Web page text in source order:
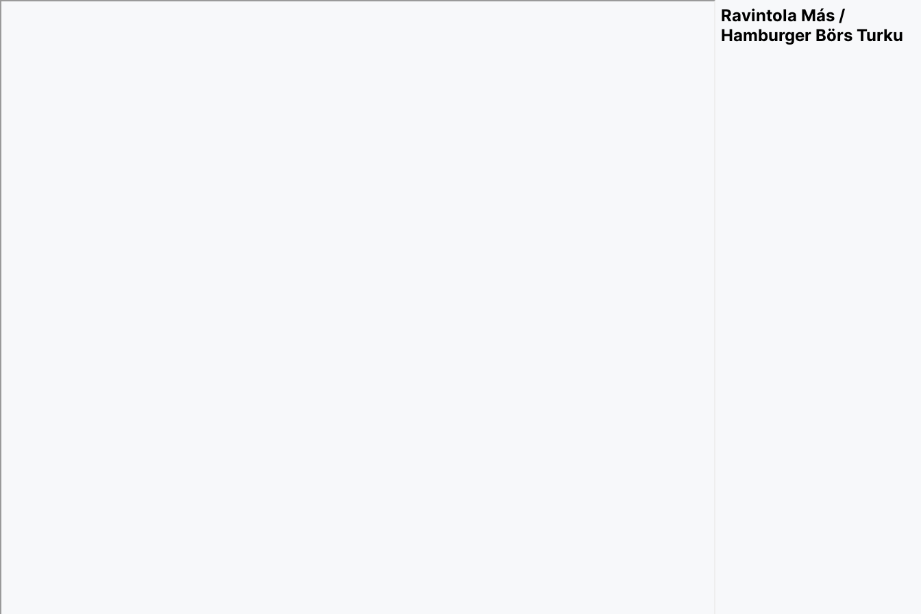
Ravintola Más /
Hamburger Börs Turku